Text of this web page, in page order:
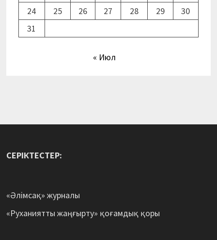
24
25 26 27 28 29
30
31
« Июл
СЕРІКТЕСТЕР:
«Әлімсақ» журналы
«Руханиятты жаңғырту» қоғамдық қоры